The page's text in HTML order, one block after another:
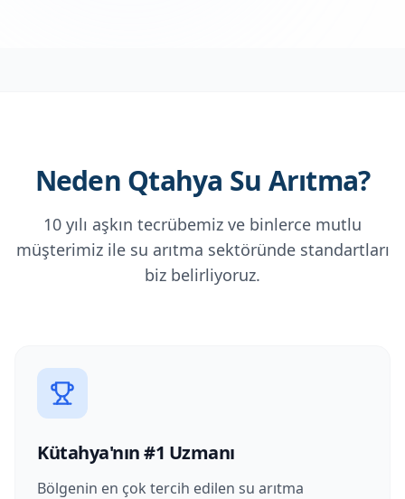
Neden Qtahya Su Arıtma?
10 yılı aşkın tecrübemiz ve binlerce mutlu
müşterimiz ile su arıtma sektöründe standartları
biz belirliyoruz.
Kütahya'nın #1 Uzmanı
Bölgenin en çok tercih edilen su arıtma